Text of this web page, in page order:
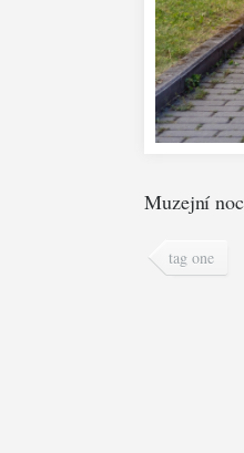
Muzejní
tag one